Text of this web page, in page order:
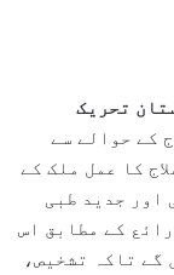
تحریک
کے حوالے سے
کا عمل ملک کے
اور جدید طبی
کے مطابق اس
گے تاکہ تشخیص،